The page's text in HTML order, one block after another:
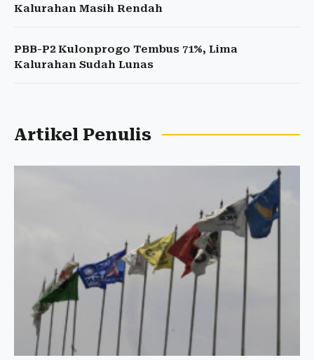
Kalurahan Masih Rendah
PBB-P2 Kulonprogo Tembus 71%, Lima
Kalurahan Sudah Lunas
Artikel Penulis